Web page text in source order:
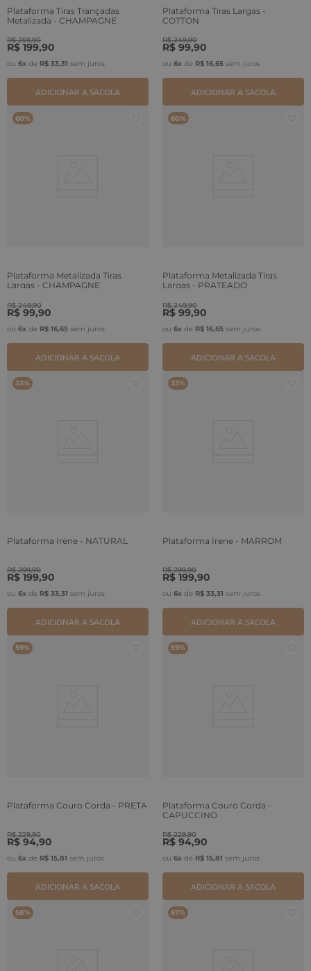
Plataforma Tiras Trançadas
Metalizada - CHAMPAGNE
R$ 259,90
R$ 199,90
ou 6x de R$ 33,31 sem juros
ADICIONAR A SACOLA
Plataforma Tiras Largas -
COTTON
R$ 249,90
R$ 99,90
ou 6x de R$ 16,65 sem juros
ADICIONAR A SACOLA
60%
Plataforma Metalizada Tiras
Largas - CHAMPAGNE
R$ 249,90
R$ 99,90
ou 6x de R$ 16,65 sem juros
ADICIONAR A SACOLA
60%
Plataforma Metalizada Tiras
Largas - PRATEADO
R$ 249,90
R$ 99,90
ou 6x de R$ 16,65 sem juros
ADICIONAR A SACOLA
33%
Plataforma Irene - NATURAL
R$ 299,90
R$ 199,90
ou 6x de R$ 33,31 sem juros
ADICIONAR A SACOLA
33%
Plataforma Irene - MARROM
R$ 299,90
R$ 199,90
ou 6x de R$ 33,31 sem juros
ADICIONAR A SACOLA
59%
Plataforma Couro Corda - PRETA
R$ 229,90
R$ 94,90
ou 6x de R$ 15,81 sem juros
ADICIONAR A SACOLA
59%
Plataforma Couro Corda -
CAPUCCINO
R$ 229,90
R$ 94,90
ou 6x de R$ 15,81 sem juros
ADICIONAR A SACOLA
58% 67%